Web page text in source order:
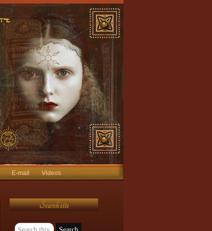
E-mail
Videos
Search site